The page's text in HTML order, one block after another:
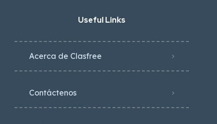
Useful Links
Acerca de Clasfree
Contáctenos